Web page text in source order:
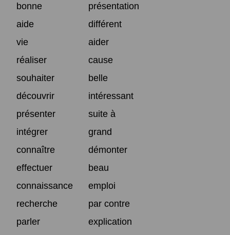
bonne
présentation
aide
différent
vie
aider
réaliser
cause
souhaiter
belle
découvrir
intéressant
présenter
suite à
intégrer
grand
connaître
démonter
effectuer
beau
connaissance
emploi
recherche
par contre
parler
explication